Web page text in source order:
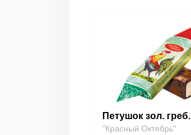
Петушок зол. греб.
"Красный Октябрь"